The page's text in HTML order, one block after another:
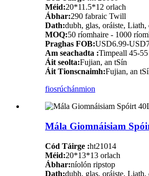
Méid:20*11.5*12 orlach
Ábhar:290 fabraic Twill
Dath:dubh, glas, oráiste,
MOQ:50 ríomhaire - 1000
Praghas FOB:USD6.99-
Am seachadta :Timpeall 45-55
Áit seolta:Fujian, an tSín
Áit Tionscnaimh:Fujian, an
fiosrúchánmion
Mála Giomnáisiam
Cód Táirge :ht21014
Méid:20*13*13 orlach
Ábhar:níolón ripstop
Dath:dubh, glas, oráiste,